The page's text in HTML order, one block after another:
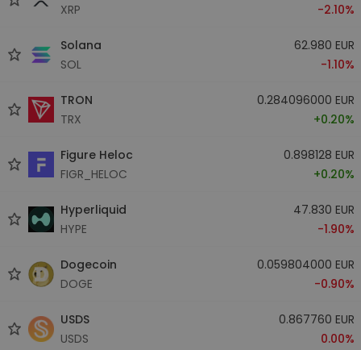
XRP
-2.10%
Solana
SOL
62.980 EUR
-1.10%
TRON
TRX
0.284096000 EUR
+0.20%
Figure Heloc
FIGR_HELOC
0.898128 EUR
+0.20%
Hyperliquid
HYPE
47.830 EUR
-1.90%
Dogecoin
DOGE
0.059804000 EUR
-0.90%
USDS
USDS
0.867760 EUR
0.00%